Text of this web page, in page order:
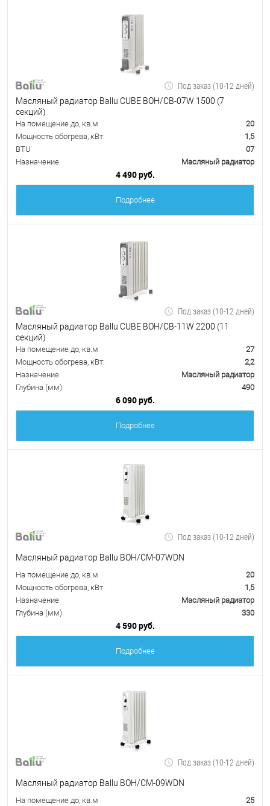
Под заказ (10-12 дней)
Масляный радиатор Ballu CUBE BOH/CB-07W 1500 (7
секций)
На помещение до, кв.м
20
Мощность обогрева, кВт:
1,5
BTU
07
Назначение
Масляный радиатор
4 490 руб.
Подробнее
Под заказ (10-12 дней)
Масляный радиатор Ballu CUBE BOH/CB-11W 2200 (11
секций)
На помещение до, кв.м
27
Мощность обогрева, кВт:
2,2
Назначение
Масляный радиатор
Глубина (мм)
490
6 090 руб.
Подробнее
Под заказ (10-12 дней)
Масляный радиатор Ballu BOH/CM-07WDN
На помещение до, кв.м
20
Мощность обогрева, кВт:
1,5
Назначение
Масляный радиатор
Глубина (мм)
330
4 590 руб.
Подробнее
Под заказ (10-12 дней)
Масляный радиатор Ballu BOH/CM-09WDN
На помещение до, кв.м
25